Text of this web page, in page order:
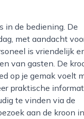
met aandacht
is vriendelijk
van gasten. De
op je gemak voelt
praktische
te vinden via de
aan de kroon in